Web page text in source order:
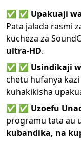
✅ ✅ Upakuaji
Pata jalada rasmi
kucheza za
ultra-HD.
✅ ✅ Usindikaji
chetu hufanya kazi
kuhakikisha
✅ ✅ Uzoefu
programu tata au
kubandika, na